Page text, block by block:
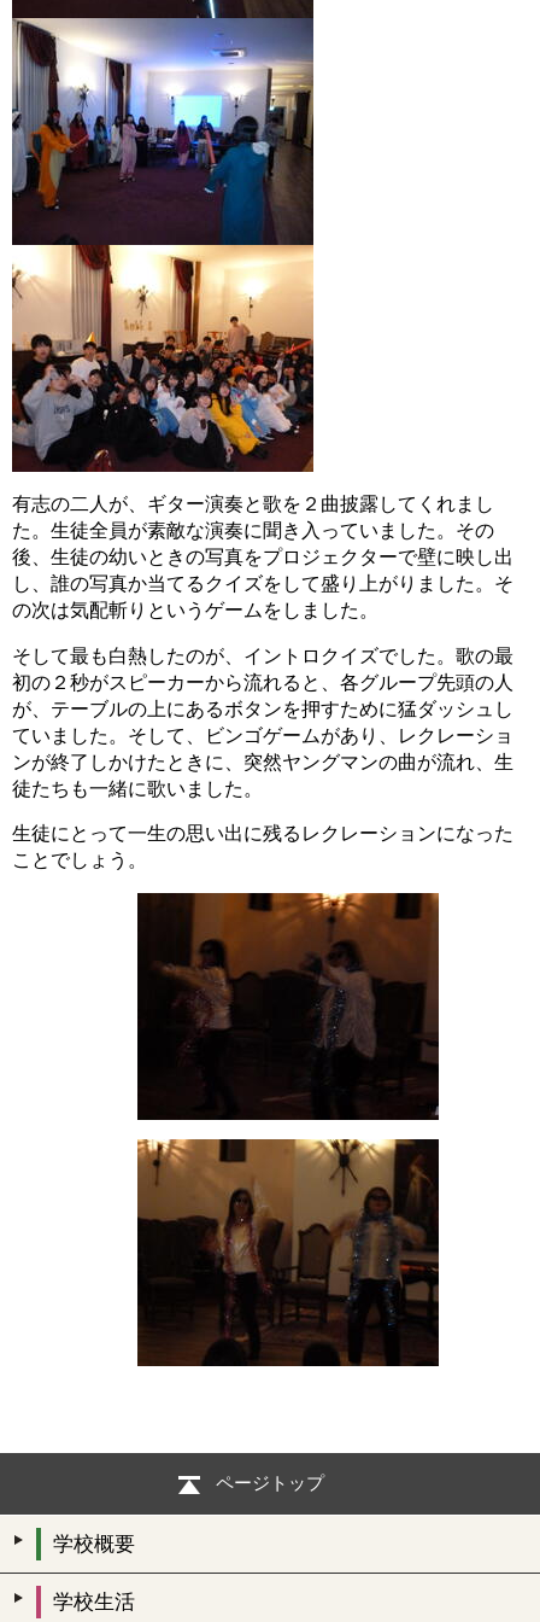
有志の二人が、ギター演奏と歌を２曲披露してくれまし
た。生徒全員が素敵な演奏に聞き入っていました。その
後、生徒の幼いときの写真をプロジェクターで壁に映し出
し、誰の写真か当てるクイズをして盛り上がりました。そ
の次は気配斬りというゲームをしました。
そして最も白熱したのが、イントロクイズでした。歌の最
初の２秒がスピーカーから流れると、各グループ先頭の人
が、テーブルの上にあるボタンを押すために猛ダッシュし
ていました。そして、ビンゴゲームがあり、レクレーショ
ンが終了しかけたときに、突然ヤングマンの曲が流れ、生
徒たちも一緒に歌いました。
生徒にとって一生の思い出に残るレクレーションになった
ことでしょう。
ページトップ
学校概要
学校生活